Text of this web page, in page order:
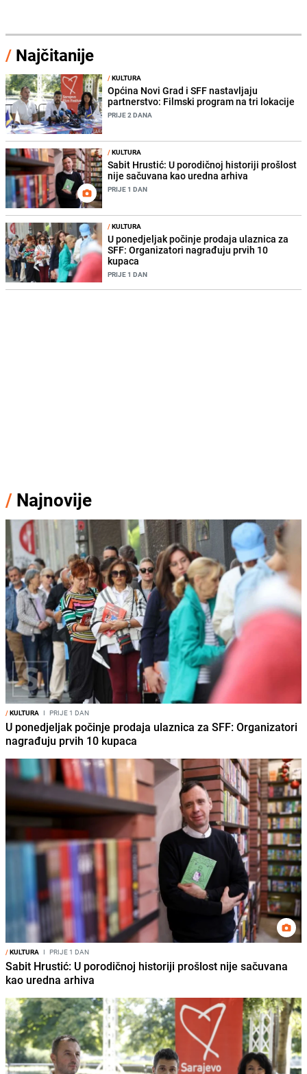
/ Najčitanije
/KULTURA
Općina Novi Grad i SFF nastavljaju
partnerstvo: Filmski program na tri lokacije
PRIJE 2 DANA
/KULTURA
Sabit Hrustić: U porodičnoj historiji prošlost
nije sačuvana kao uredna arhiva
PRIJE 1 DAN
/KULTURA
U ponedjeljak počinje prodaja ulaznica za
SFF: Organizatori nagrađuju prvih 10
kupaca
PRIJE 1 DAN
/ Najnovije
/KULTURA I PRIJE 1 DAN
U ponedjeljak počinje prodaja ulaznica za SFF: Organizatori
nagrađuju prvih 10 kupaca
/KULTURA I PRIJE 1 DAN
Sabit Hrustić: U porodičnoj historiji prošlost nije sačuvana
kao uredna arhiva